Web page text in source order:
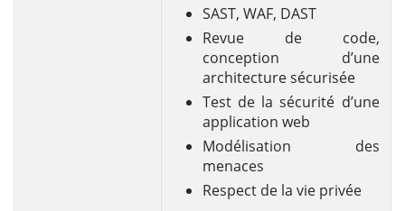
SAST, WAF, DAST
Revue de code,
conception d’une
architecture sécurisée
Test de la sécurité d’une
application web
Modélisation des
menaces
Respect de la vie privée